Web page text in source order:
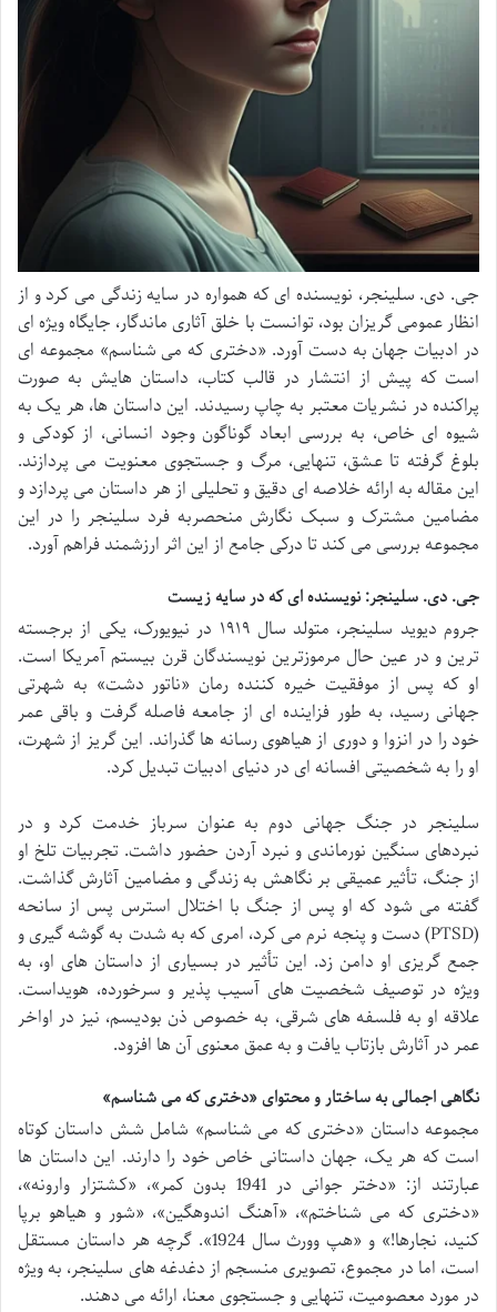
جی. دی. سلینجر، نویسنده ای که همواره در سایه زندگی می کرد و از
انظار عمومی گریزان بود، توانست با خلق آثاری ماندگار، جایگاه ویژه ای
در ادبیات جهان به دست آورد. «دختری که می شناسم» مجموعه ای
است که پیش از انتشار در قالب کتاب، داستان هایش به صورت
پراکنده در نشریات معتبر به چاپ رسیدند. این داستان ها، هر یک به
شیوه ای خاص، به بررسی ابعاد گوناگون وجود انسانی، از کودکی و
بلوغ گرفته تا عشق، تنهایی، مرگ و جستجوی معنویت می پردازند.
این مقاله به ارائه خلاصه ای دقیق و تحلیلی از هر داستان می پردازد و
مضامین مشترک و سبک نگارش منحصربه فرد سلینجر را در این
مجموعه بررسی می کند تا درکی جامع از این اثر ارزشمند فراهم آورد.
جی. دی. سلینجر: نویسنده ای که در سایه زیست
جروم دیوید سلینجر، متولد سال ۱۹۱۹ در نیویورک، یکی از برجسته
ترین و در عین حال مرموزترین نویسندگان قرن بیستم آمریکا است.
او که پس از موفقیت خیره کننده رمان «ناتور دشت» به شهرتی
جهانی رسید، به طور فزاینده ای از جامعه فاصله گرفت و باقی عمر
خود را در انزوا و دوری از هیاهوی رسانه ها گذراند. این گریز از شهرت،
او را به شخصیتی افسانه ای در دنیای ادبیات تبدیل کرد.
سلینجر در جنگ جهانی دوم به عنوان سرباز خدمت کرد و در
نبردهای سنگین نورماندی و نبرد آردن حضور داشت. تجربیات تلخ او
از جنگ، تأثیر عمیقی بر نگاهش به زندگی و مضامین آثارش گذاشت.
گفته می شود که او پس از جنگ با اختلال استرس پس از سانحه
(PTSD) دست و پنجه نرم می کرد، امری که به شدت به گوشه گیری و
جمع گریزی او دامن زد. این تأثیر در بسیاری از داستان های او، به
ویژه در توصیف شخصیت های آسیب پذیر و سرخورده، هویداست.
علاقه او به فلسفه های شرقی، به خصوص ذن بودیسم، نیز در اواخر
عمر در آثارش بازتاب یافت و به عمق معنوی آن ها افزود.
نگاهی اجمالی به ساختار و محتوای «دختری که می شناسم»
مجموعه داستان «دختری که می شناسم» شامل شش داستان کوتاه
است که هر یک، جهان داستانی خاص خود را دارند. این داستان ها
عبارتند از: «دختر جوانی در 1941 بدون کمر»، «کشتزار وارونه»،
«دختری که می شناختم»، «آهنگ اندوهگین»، «شور و هیاهو برپا
کنید، نجارها!» و «هپ وورث سال 1924». گرچه هر داستان مستقل
است، اما در مجموع، تصویری منسجم از دغدغه های سلینجر، به ویژه
در مورد معصومیت، تنهایی و جستجوی معنا، ارائه می دهند.